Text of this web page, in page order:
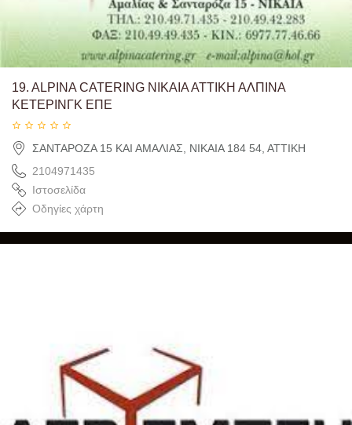
19. ALPINA CATERING ΝΙΚΑΙΑ ΑΤΤΙΚΗ ΑΛΠΙΝΑ
ΚΕΤΕΡΙΝΓΚ ΕΠΕ
ΣΑΝΤΑΡΟΖΑ 15 ΚΑΙ ΑΜΑΛΙΑΣ, ΝΙΚΑΙΑ 184 54, ΑΤΤΙΚΗ
2104971435
Ιστοσελίδα
Οδηγίες χάρτη